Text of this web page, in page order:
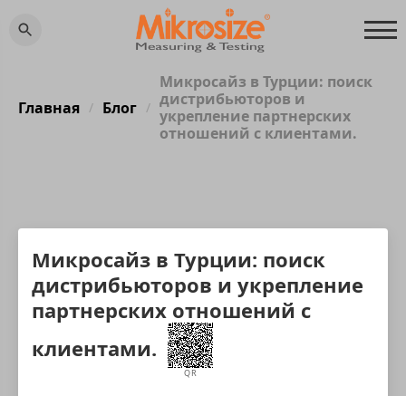
Главная / Блог /
Микросайз в Турции: поиск
дистрибьюторов и
укрепление партнерских
отношений с клиентами.
Микросайз в Турции: поиск
дистрибьюторов и укрепление
партнерских отношений с
клиентами.
QR